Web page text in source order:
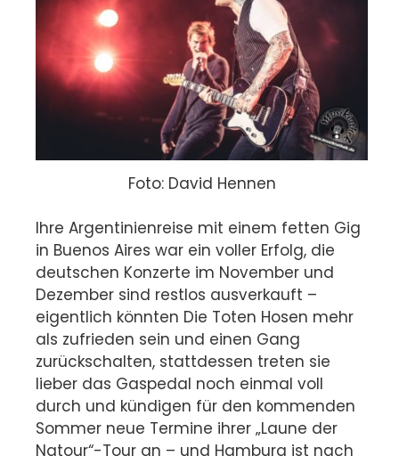
Foto: David Hennen
Ihre Argentinienreise mit einem fetten Gig
in Buenos Aires war ein voller Erfolg, die
deutschen Konzerte im November und
Dezember sind restlos ausverkauft –
eigentlich könnten Die Toten Hosen mehr
als zufrieden sein und einen Gang
zurückschalten, stattdessen treten sie
lieber das Gaspedal noch einmal voll
durch und kündigen für den kommenden
Sommer neue Termine ihrer „Laune der
Natour“-Tour an – und Hamburg ist nach